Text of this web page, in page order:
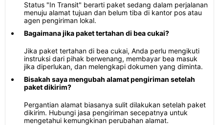
Status "In Transit" berarti paket sedang dalam perjalanan
menuju alamat tujuan dan belum tiba di kantor pos atau
agen pengiriman lokal.
Bagaimana jika paket tertahan di bea cukai?
Jika paket tertahan di bea cukai, Anda perlu mengikuti
instruksi dari pihak berwenang, membayar bea masuk
jika diperlukan, dan melengkapi dokumen yang diminta.
Bisakah saya mengubah alamat pengiriman setelah
paket dikirim?
Pergantian alamat biasanya sulit dilakukan setelah paket
dikirim. Hubungi jasa pengiriman secepatnya untuk
mengetahui kemungkinan perubahan alamat.